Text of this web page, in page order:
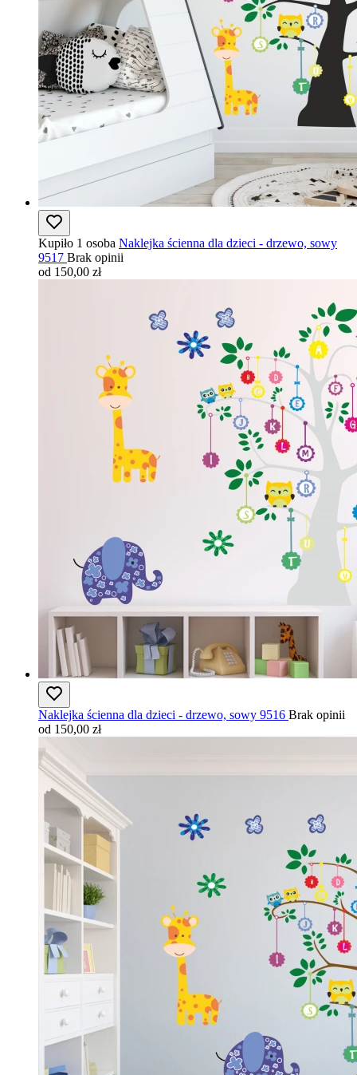
Kupiło 1 osoba Naklejka ścienna dla dzieci - drzewo, sowy
9517 Brak opinii
od 150,00 zł
Naklejka ścienna dla dzieci - drzewo, sowy 9516 Brak opinii
od 150,00 zł